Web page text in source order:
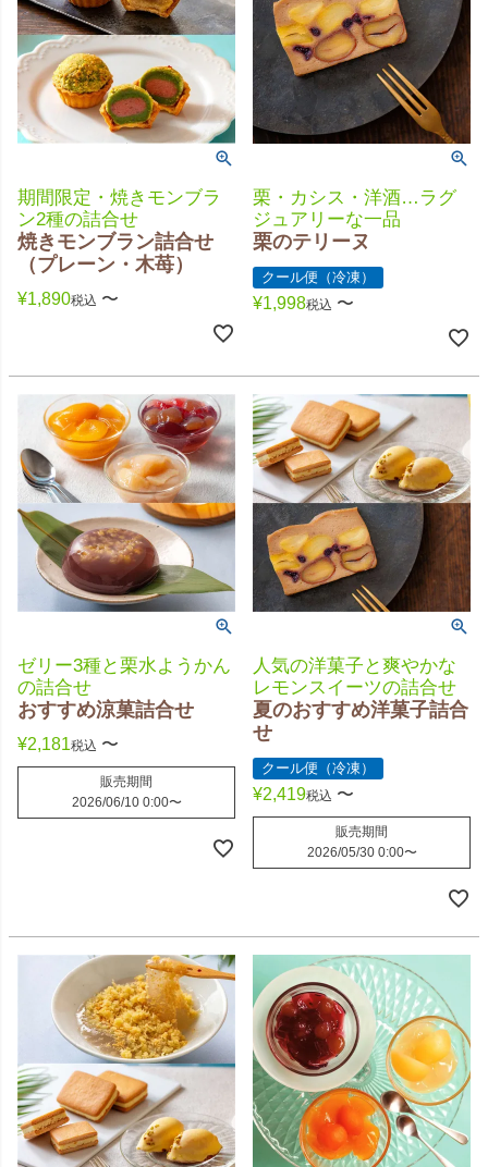
期間限定・焼きモンブラ
ン2種の詰合せ
焼きモンブラン詰合せ
（プレーン・木苺）
¥1,890税込 〜
栗・カシス・洋酒…ラグ
ジュアリーな一品
栗のテリーヌ
クール便（冷凍）
¥1,998税込 〜
ゼリー3種と栗水ようかん
の詰合せ
おすすめ涼菓詰合せ
¥2,181税込 〜
販売期間
2026/06/10 0:00〜
人気の洋菓子と爽やかな
レモンスイーツの詰合せ
夏のおすすめ洋菓子詰合
せ
クール便（冷凍）
¥2,419税込 〜
販売期間
2026/05/30 0:00〜